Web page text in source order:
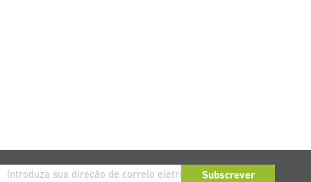
Subscrever